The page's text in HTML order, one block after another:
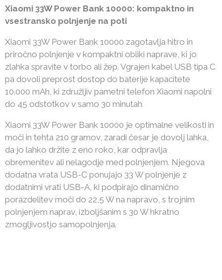
Xiaomi 33W Power Bank 10000: kompaktno in
vsestransko polnjenje na poti
Xiaomi 33W Power Bank 10000 zagotavlja hitro in
priročno polnjenje v kompaktni obliki naprave, ki jo
zlahka spravite v torbo ali žep. Vgrajen kabel USB tipa C
pa dovoli preprost dostop do baterije kapacitete
10.000 mAh, ki združljiv pametni telefon Xiaomi napolni
do 45 odstotkov v samo 30 minutah
Xiaomi 33W Power Bank 10000 je optimalne velikosti in
moči in tehta 210 gramov, zaradi česar je dovolj lahka,
da jo lahko držite z eno roko, kar odpravlja
obremenitev ali nelagodje med polnjenjem. Njegova
dodatna vrata USB-C ponujajo 33 W polnjenje z
dodatnimi vrati USB-A, ki podpirajo dinamično
porazdelitev moči do 22,5 W na napravo, s trojnim
polnjenjem naprav, izboljšanim s 30 W hkratno
zmogljivostjo samopolnjenja.